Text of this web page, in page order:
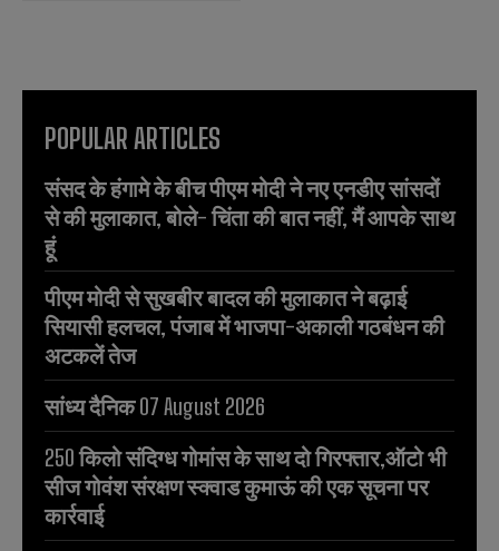
POPULAR ARTICLES
संसद के हंगामे के बीच पीएम मोदी ने नए एनडीए सांसदों
से की मुलाकात, बोले- चिंता की बात नहीं, मैं आपके साथ
हूं
पीएम मोदी से सुखबीर बादल की मुलाकात ने बढ़ाई
सियासी हलचल, पंजाब में भाजपा-अकाली गठबंधन की
अटकलें तेज
सांध्य दैनिक 07 August 2026
250 किलो संदिग्ध गोमांस के साथ दो गिरफ्तार,ऑटो भी
सीज गोवंश संरक्षण स्क्वाड कुमाऊं की एक सूचना पर
कार्रवाई